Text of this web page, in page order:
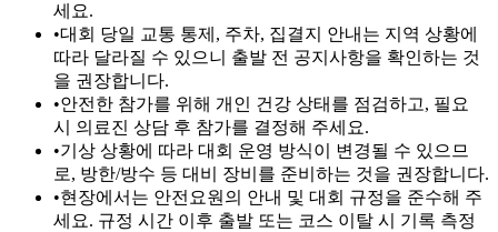
세요.
•대회 당일 교통 통제, 주차, 집결지 안내는 지역 상황에
따라 달라질 수 있으니 출발 전 공지사항을 확인하는 것
을 권장합니다.
•안전한 참가를 위해 개인 건강 상태를 점검하고, 필요
시 의료진 상담 후 참가를 결정해 주세요.
•기상 상황에 따라 대회 운영 방식이 변경될 수 있으므
로, 방한/방수 등 대비 장비를 준비하는 것을 권장합니다.
•현장에서는 안전요원의 안내 및 대회 규정을 준수해 주
세요. 규정 시간 이후 출발 또는 코스 이탈 시 기록 측정